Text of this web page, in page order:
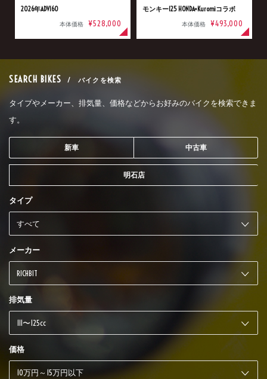
2026年ADV160
本体価格 ¥528,000
モンキー125 HONDA×Kuromiコラボ
本体価格 ¥493,000
SEARCH BIKES / バイクを検索
タイプやメーカー、排気量、価格などからお好みのバイクを検索できま
す。
新車 中古車
明石店
タイプ
メーカー
排気量
価格